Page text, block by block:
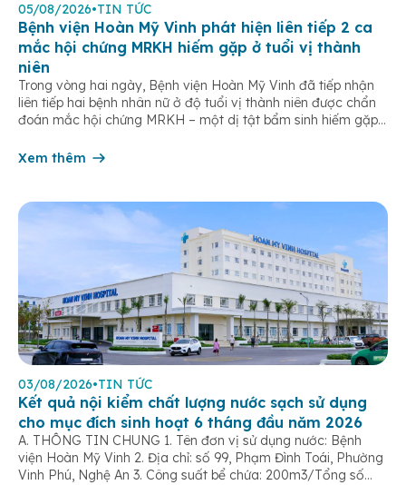
05/08/2026•TIN TỨC
Bệnh viện Hoàn Mỹ Vinh phát hiện liên tiếp 2 ca
mắc hội chứng MRKH hiếm gặp ở tuổi vị thành
niên
Trong vòng hai ngày, Bệnh viện Hoàn Mỹ Vinh đã tiếp nhận
liên tiếp hai bệnh nhân nữ ở độ tuổi vị thành niên được chẩn
đoán mắc hội chứng MRKH – một dị tật bẩm sinh hiếm gặp
tuổi dậy thì. […]
Xem thêm
03/08/2026•TIN TỨC
Kết quả nội kiểm chất lượng nước sạch sử dụng
cho mục đích sinh hoạt 6 tháng đầu năm 2026
A. THÔNG TIN CHUNG 1. Tên đơn vị sử dụng nước: Bệnh
viện Hoàn Mỹ Vinh 2. Địa chỉ: số 99, Phạm Đình Toái, Phường
Vinh Phú, Nghệ An 3. Công suất bể chứa: 200m3/Tổng số